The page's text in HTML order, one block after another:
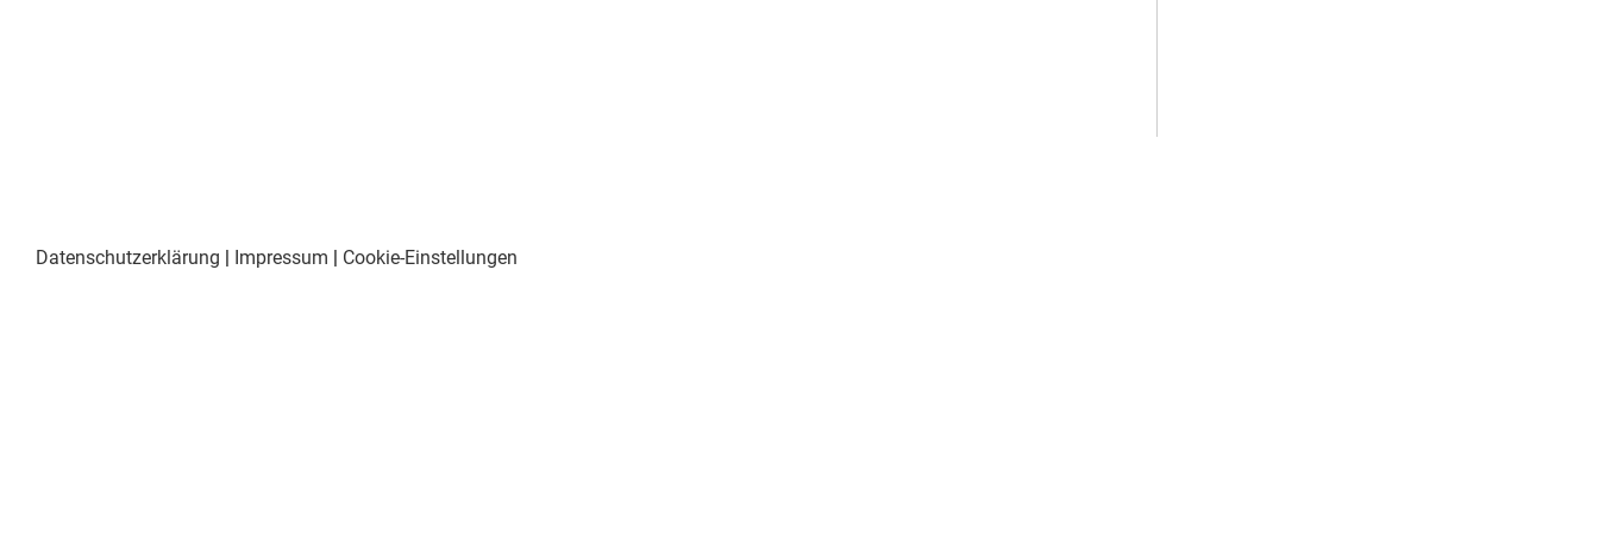
Datenschutzerklärung | Impressum | Cookie-Einstellungen